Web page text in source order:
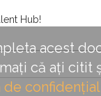
Hub!
acest
că ați citit
de